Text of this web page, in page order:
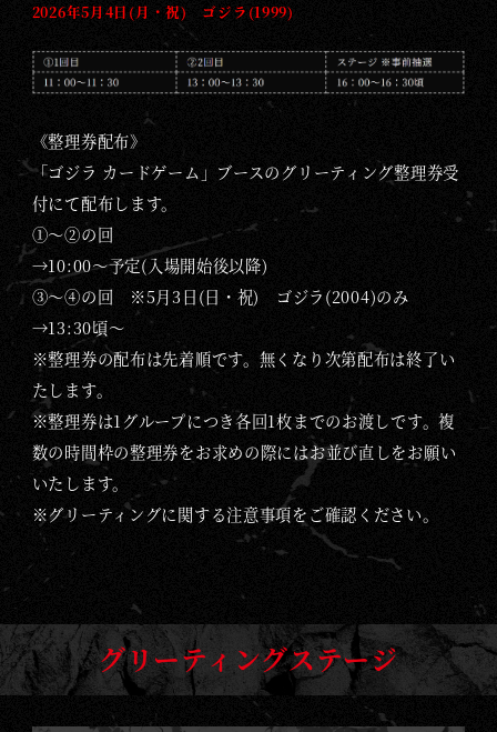
2026年5月4日(月・祝) ゴジラ(1999)
《整理券配布》
「ゴジラ カードゲーム」ブースのグリーティング整理券受
付にて配布します。
①～②の回
→10:00～予定(入場開始後以降)
③～④の回 ※5月3日(日・祝) ゴジラ(2004)のみ
→13:30頃～
※整理券の配布は先着順です。無くなり次第配布は終了い
たします。
※整理券は1グループにつき各回1枚までのお渡しです。複
数の時間枠の整理券をお求めの際にはお並び直しをお願い
いたします。
※グリーティングに関する注意事項をご確認ください。
グリーティングステージ